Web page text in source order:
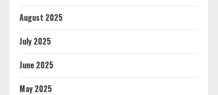
August 2025
July 2025
June 2025
May 2025